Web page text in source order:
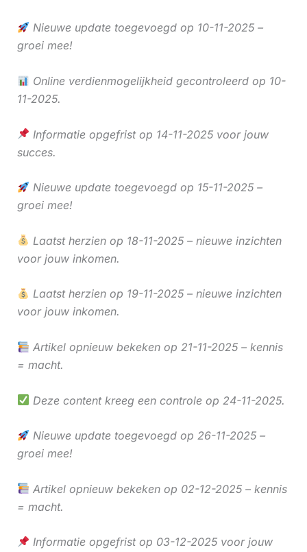
Nieuwe update toegevoegd op 10-11-2025 –
groei mee!
Online verdienmogelijkheid gecontroleerd op 10-
11-2025.
Informatie opgefrist op 14-11-2025 voor jouw
succes.
Nieuwe update toegevoegd op 15-11-2025 –
groei mee!
Laatst herzien op 18-11-2025 – nieuwe inzichten
voor jouw inkomen.
Laatst herzien op 19-11-2025 – nieuwe inzichten
voor jouw inkomen.
Artikel opnieuw bekeken op 21-11-2025 – kennis
= macht.
Deze content kreeg een controle op 24-11-2025.
Nieuwe update toegevoegd op 26-11-2025 –
groei mee!
Artikel opnieuw bekeken op 02-12-2025 – kennis
= macht.
Informatie opgefrist op 03-12-2025 voor jouw